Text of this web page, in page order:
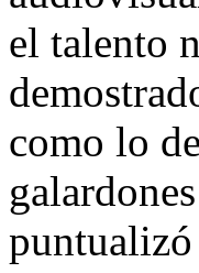
el talento
como lo